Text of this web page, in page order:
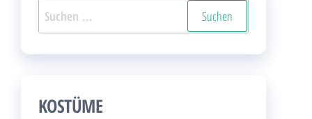
Suchen
nach:
KOSTÜME